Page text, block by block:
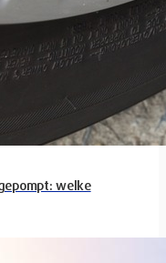
welke